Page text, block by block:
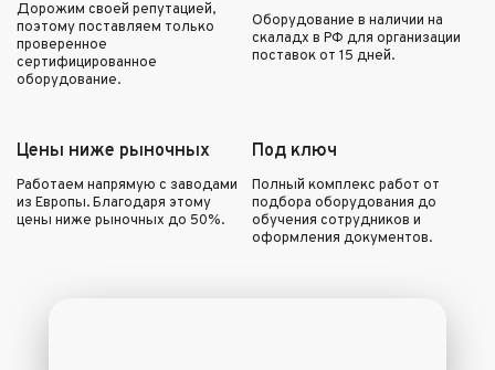
Дорожим своей репутацией,
поэтому поставляем только
проверенное
сертифицированное
оборудование.
Оборудование в наличии на
скаладх в РФ для организации
поставок от 15 дней.
Цены ниже рыночных
Работаем напрямую с заводами
из Европы. Благодаря этому
цены ниже рыночных до 50%.
Под ключ
Полный комплекс работ от
подбора оборудования до
обучения сотрудников и
оформления документов.